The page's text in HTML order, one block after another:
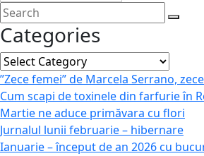
Categories
Categories
”Zece femei” de Marcela Serrano,
Cum scapi de toxinele din farfurie în
Martie ne aduce primăvara cu flori
Jurnalul lunii februarie – hibernare
Ianuarie – început de an 2026 cu